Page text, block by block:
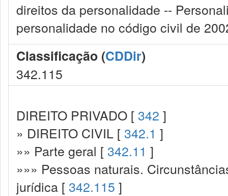
direitos da personalidade --
personalidade no código civil de
Classificação (CDDir)
342.115
DIREITO PRIVADO [ 342 ]
» DIREITO CIVIL [ 342.1 ]
»» Parte geral [ 342.11 ]
»»» Pessoas naturais.
jurídica [ 342.115 ]